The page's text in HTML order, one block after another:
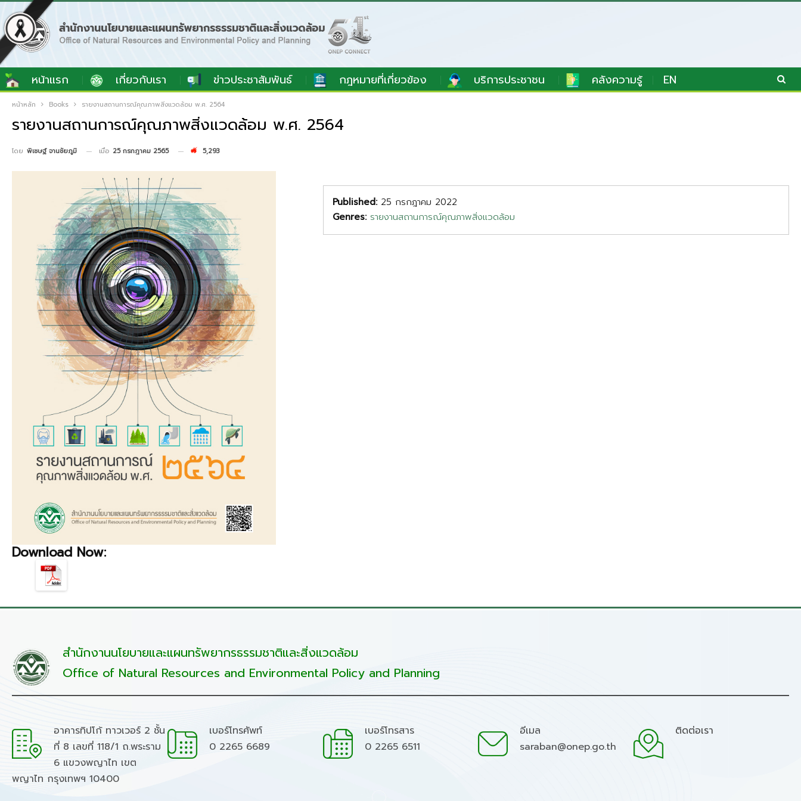
หน้าแรก เกี่ยวกับเรา ข่าวประชาสัมพันธ์ กฎหมายที่เกี่ยวข้อง บริการประชาชน คลังความรู้ EN
หน้าหลัก Books รายงานสถานการณ์คุณภาพสิ่งแวดล้อม พ.ศ. 2564
รายงานสถานการณ์คุณภาพสิ่งแวดล้อม พ.ศ. 2564
โดย พิเชษฐ์ จานชัยภูมิ เมื่อ 25 กรกฎาคม 2565 5,293
Download Now:
Published: 25 กรกฎาคม 2022
Genres: รายงานสถานการณ์คุณภาพสิ่งแวดล้อม
สำนักงานนโยบายและแผนทรัพยากรธรรมชาติและสิ่งแวดล้อม
Office of Natural Resources and Environmental Policy and Planning
อาคารทิปโก้ ทาวเวอร์ 2 ชั้น
ที่ 8 เลขที่ 118/1 ถ.พระราม
6 แขวงพญาไท เขต
พญาไท กรุงเทพฯ 10400
เบอร์โทรศัพท์
0 2265 6689
เบอร์โทรสาร
0 2265 6511
อีเมล
saraban@onep.go.th
ติดต่อเรา